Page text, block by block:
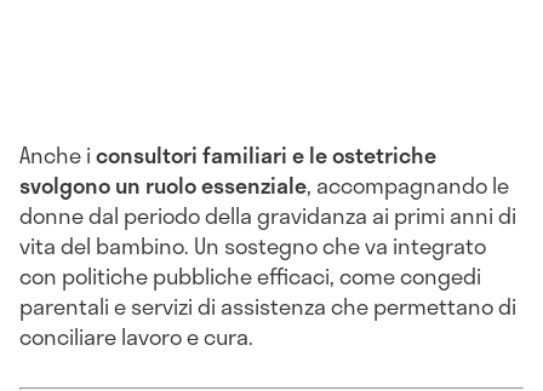
Anche iconsultori familiari e le ostetriche
svolgono un ruolo essenziale, accompagnando le
donne dal periodo della gravidanza ai primi anni di
vita del bambino. Un sostegno che va integrato
con politiche pubbliche efficaci, come congedi
parentali e servizi di assistenza che permettano di
conciliare lavoro e cura.